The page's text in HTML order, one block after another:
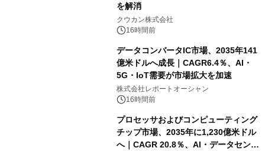
を解消
クウカン株式会社
16時間前
データコンバータIC市場、2035年141
億米ドルへ成長｜CAGR6.4％、AI・
5G・IoT需要が市場拡大を加速
株式会社レポートオーシャン
16時間前
プロセッサおよびコンピューティング
チップ市場、2035年に1,230億米ドル
へ｜CAGR 20.8％、AI・データセンタ